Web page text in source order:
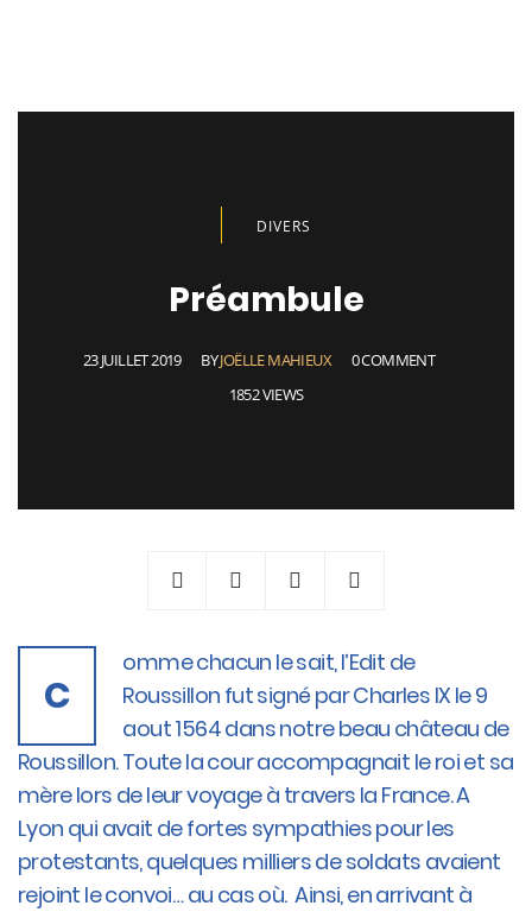
DIVERS
Préambule
23 JUILLET 2019 BYJOËLLE MAHIEUX
0 COMMENT
1852 VIEWS
C
omme chacun le sait, l’Edit de
Roussillon fut signé par Charles IX le 9
aout 1564 dans notre beau château de
Roussillon. Toute la cour accompagnait le roi et sa
mère lors de leur voyage à travers la France. A
Lyon qui avait de fortes sympathies pour les
protestants, quelques milliers de soldats avaient
rejoint le convoi… au cas où. Ainsi, en arrivant à